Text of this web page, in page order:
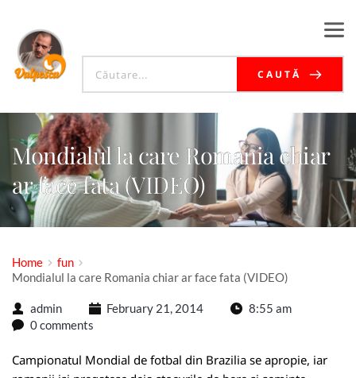
CAUTĂ
Mondialul la care Romania chiar
ar face fata (VIDEO)
Home
fun
Mondialul la care Romania chiar ar face fata (VIDEO)
admin February 21, 2014
8:55 am
0 comments
Campionatul Mondial de fotbal din Brazilia se apropie, iar